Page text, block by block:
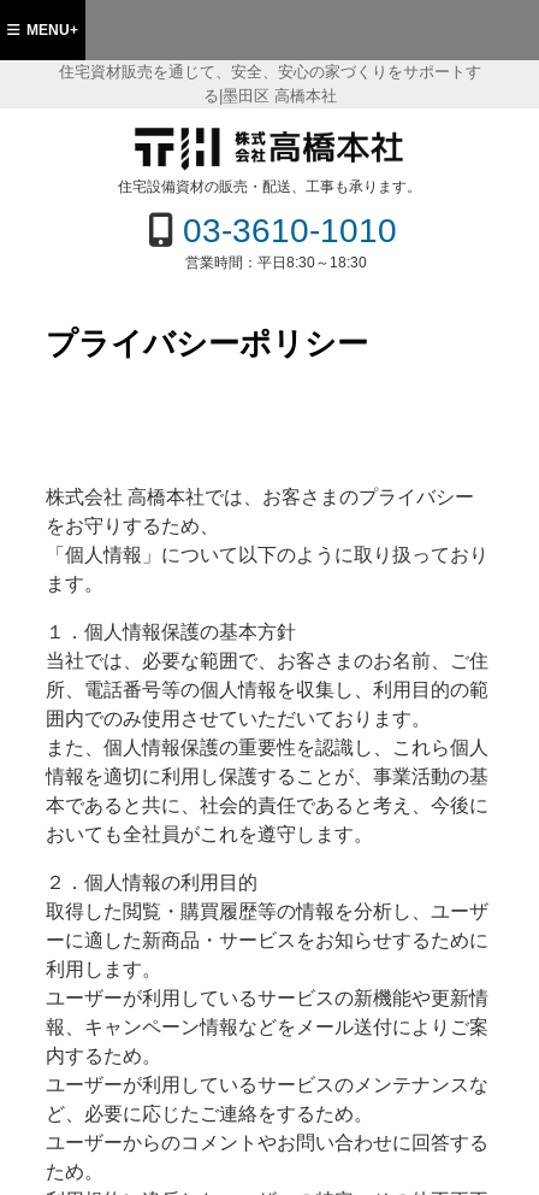
住宅資材販売を通じて、安全、安心の家づくりをサポートす
る|墨田区 高橋本社
墨田区 住宅資材販売の(株)高橋本社
住宅設備資材の販売・配送、工事も承ります。
03-3610-1010
営業時間： 平日8:30～18:30
MENU+
プライバシーポリシー
株式会社 高橋本社では、お客さまのプライバシー
をお守りするため、
「個人情報」について以下のように取り扱っており
ます。
１．個人情報保護の基本方針
当社では、必要な範囲で、お客さまのお名前、ご住
所、電話番号等の個人情報を収集し、利用目的の範
囲内でのみ使用させていただいております。
また、個人情報保護の重要性を認識し、これら個人
情報を適切に利用し保護することが、事業活動の基
本であると共に、社会的責任であると考え、今後に
おいても全社員がこれを遵守します。
２．個人情報の利用目的
取得した閲覧・購買履歴等の情報を分析し、ユーザ
ーに適した新商品・サービスをお知らせするために
利用します。
ユーザーが利用しているサービスの新機能や更新情
報、キャンペーン情報などをメール送付によりご案
内するため。
ユーザーが利用しているサービスのメンテナンスな
ど、必要に応じたご連絡をするため。
ユーザーからのコメントやお問い合わせに回答する
ため。